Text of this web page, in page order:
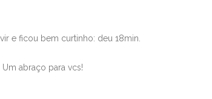
e ficou bem curtinho: deu 18min.
abraço para vcs!